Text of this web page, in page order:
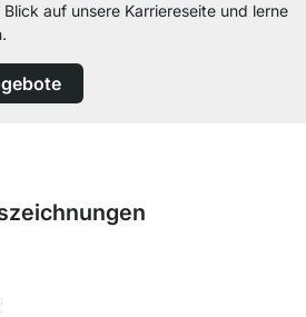
auf unsere Karriereseite und lerne